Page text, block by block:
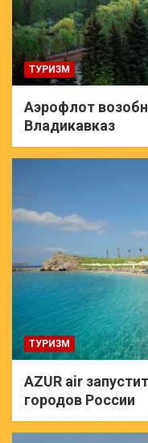
ТУРИЗМ
Аэрофлот
Владикавказ
ТУРИЗМ
AZUR air
городов России